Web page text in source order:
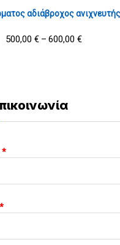
αδιάβροχος
500,00 € – 600,00 €
*
*